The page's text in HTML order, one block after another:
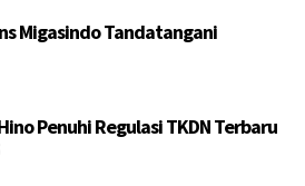
Migasindo Tandatangani
Penuhi Regulasi TKDN Terbaru